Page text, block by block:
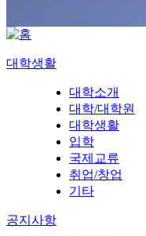
대학생활
대학소개
대학/대학원
대학생활
입학
국제교류
취업/창업
기타
공지사항